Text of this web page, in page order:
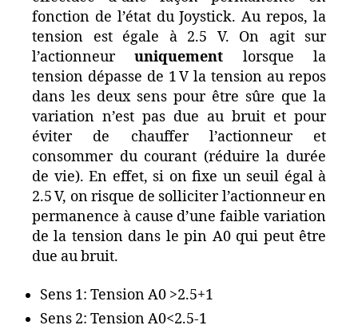
fonction de l’état du Joystick. Au repos, la
tension est égale à 2.5 V. On agit sur
l’actionneuruniquement lorsque la
tension dépasse de 1 V la tension au repos
dans les deux sens pour être sûre que la
variation n’est pas due au bruit et pour
éviter de chauffer l’actionneur et
consommer du courant (réduire la durée
de vie). En effet, si on fixe un seuil égal à
2.5 V, on risque de solliciter l’actionneur en
permanence à cause d’une faible variation
de la tension dans le pin A0 qui peut être
due au bruit.
Sens 1: Tension A0 >2.5+1
Sens 2: Tension A0<2.5-1